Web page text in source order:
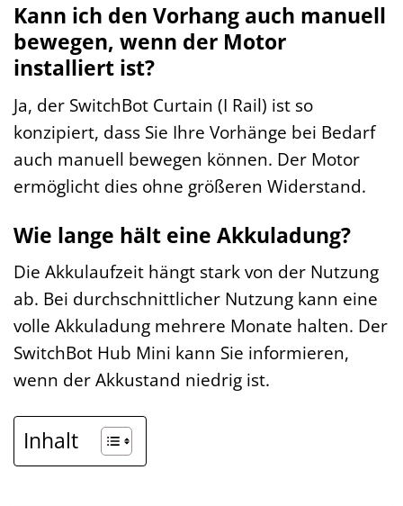
Kann ich den Vorhang auch manuell
bewegen, wenn der Motor
installiert ist?
Ja, der SwitchBot Curtain (I Rail) ist so
konzipiert, dass Sie Ihre Vorhänge bei Bedarf
auch manuell bewegen können. Der Motor
ermöglicht dies ohne größeren Widerstand.
Wie lange hält eine Akkuladung?
Die Akkulaufzeit hängt stark von der Nutzung
ab. Bei durchschnittlicher Nutzung kann eine
volle Akkuladung mehrere Monate halten. Der
SwitchBot Hub Mini kann Sie informieren,
wenn der Akkustand niedrig ist.
Inhalt